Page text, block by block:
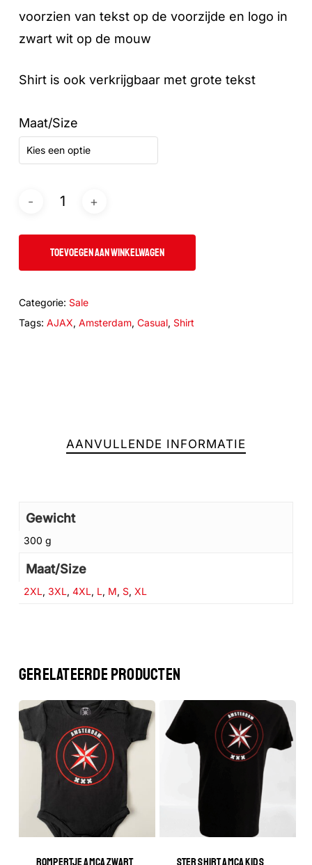
Geen producten in de winkelwagen.
voorzien van tekst op de voorzijde en logo in
zwart wit op de mouw
Shirt is ook verkrijgbaar met grote tekst
Maat/Size
Kies een optie
TOEVOEGEN AAN WINKELWAGEN
Categorie: Sale
Tags: AJAX, Amsterdam, Casual, Shirt
AANVULLENDE INFORMATIE
Gewicht
300 g
Maat/Size
2XL, 3XL, 4XL, L, M, S, XL
GERELATEERDE PRODUCTEN
ROMPERTJE AMCA ZWART STER SHIRT AMCA KIDS